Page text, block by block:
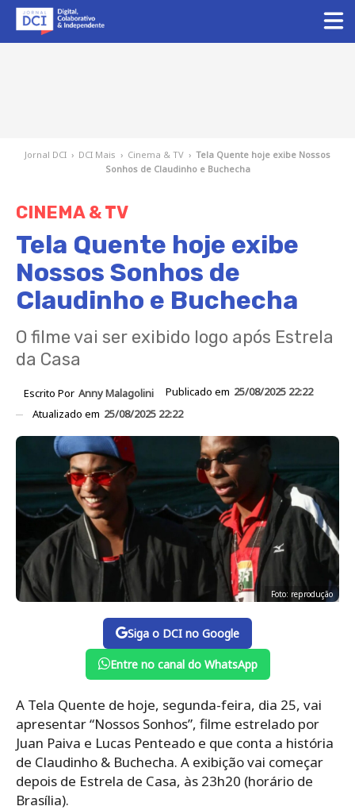
Jornal DCI › DCI Mais › Cinema & TV › Tela Quente hoje exibe Nossos
Sonhos de Claudinho e Buchecha
CINEMA & TV
Tela Quente hoje exibe
Nossos Sonhos de
Claudinho e Buchecha
O filme vai ser exibido logo após Estrela
da Casa
Escrito Por Anny Malagolini Publicado em 25/08/2025 22:22
Atualizado em 25/08/2025 22:22
Foto: reprodução
Siga o DCI no Google
Entre no canal do WhatsApp
A Tela Quente de hoje, segunda-feira, dia 25, vai
apresentar “Nossos Sonhos”, filme estrelado por
Juan Paiva e Lucas Penteado e que conta a história
de Claudinho & Buchecha. A exibição vai começar
depois de Estrela de Casa, às 23h20 (horário de
Brasília).